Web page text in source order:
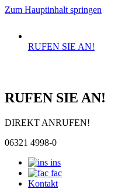
Zum Hauptinhalt springen
RUFEN SIE AN!
RUFEN SIE AN!
DIREKT ANRUFEN!
06321 4998-0
ins
fac
Kontakt